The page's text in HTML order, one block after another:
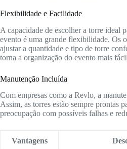
Flexibilidade e Facilidade
A capacidade de escolher a torre ideal
evento é uma grande flexibilidade. Os
ajustar a quantidade e tipo de torre
torna a organização do evento mais
Manutenção Incluída
Com empresas como a Revlo, a
Assim, as torres estão sempre prontas
preocupação com possíveis falhas e
Vantagens